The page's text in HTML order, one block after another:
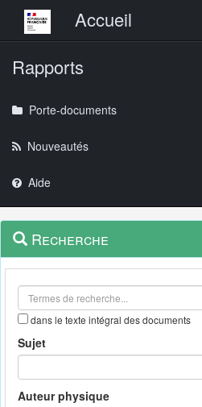
Menu principalAccueil
Rapports
Porte-documents
Nouveautés
Aide
Navigation
outils
Menu
contextuel
Recherche
dans le texte intégral des documents
Sujet
Auteur physique